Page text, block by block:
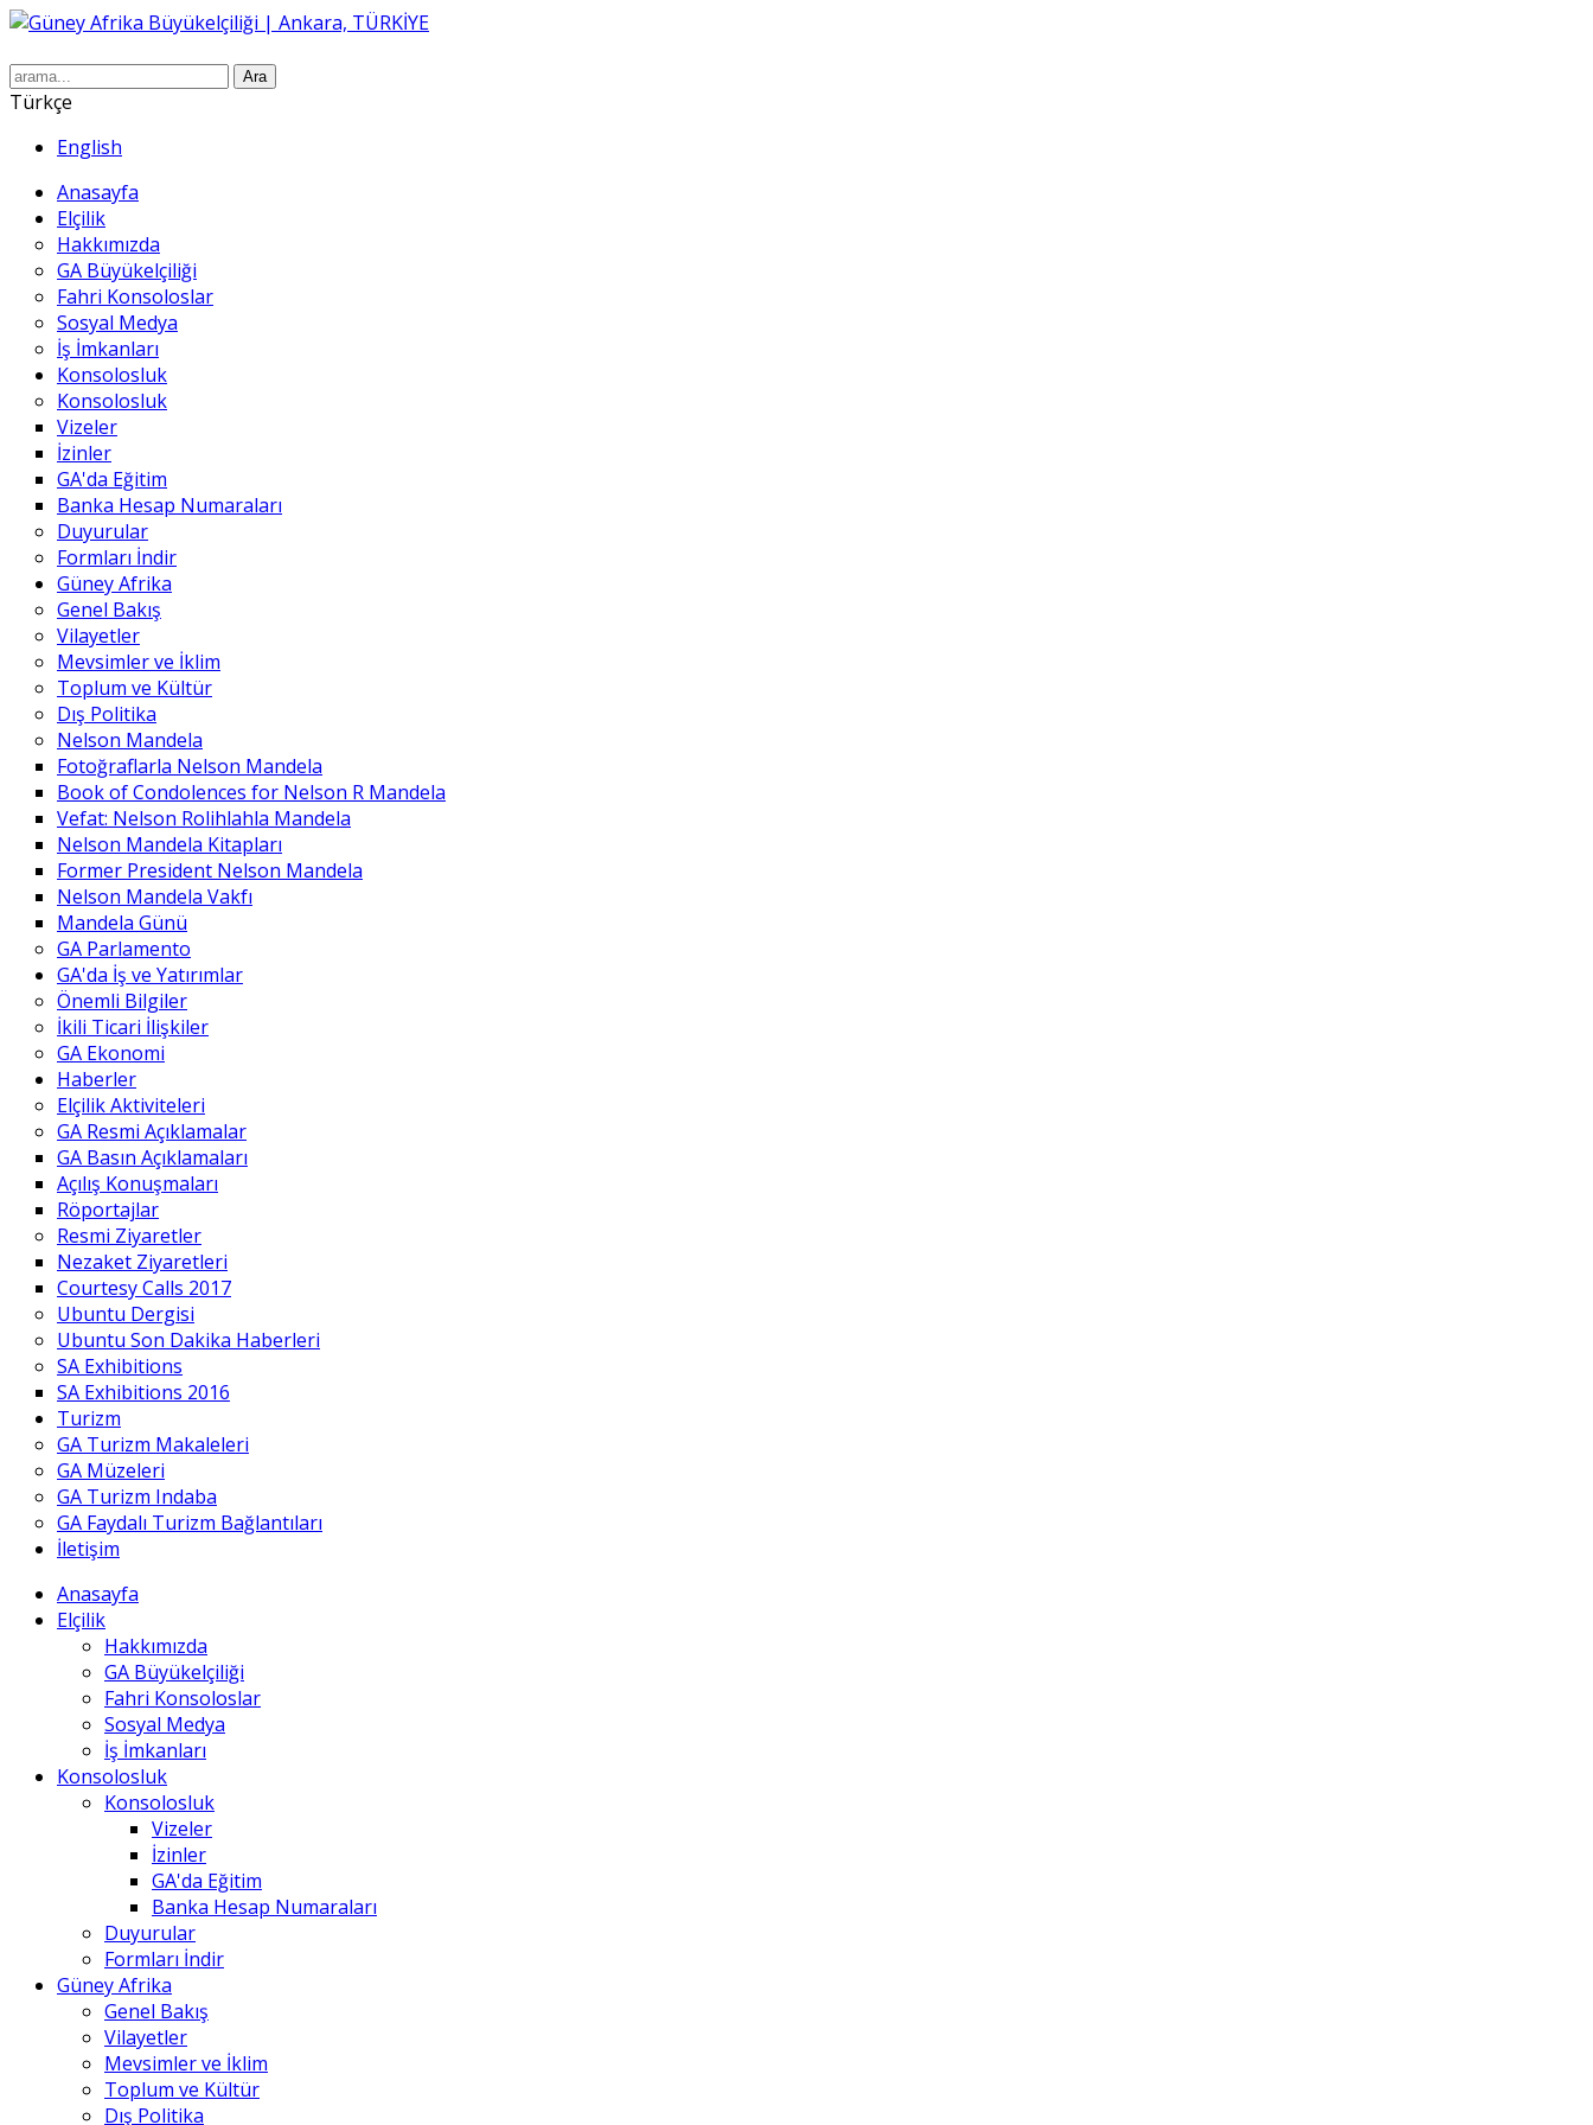
Ara
Türkçe
English
Anasayfa
Elçilik
Hakkımızda
GA Büyükelçiliği
Fahri Konsoloslar
Sosyal Medya
İş İmkanları
Konsolosluk
Konsolosluk
Vizeler
İzinler
GA'da Eğitim
Banka Hesap Numaraları
Duyurular
Formları İndir
Güney Afrika
Genel Bakış
Vilayetler
Mevsimler ve İklim
Toplum ve Kültür
Dış Politika
Nelson Mandela
Fotoğraflarla Nelson Mandela
Book of Condolences for Nelson R Mandela
Vefat: Nelson Rolihlahla Mandela
Nelson Mandela Kitapları
Former President Nelson Mandela
Nelson Mandela Vakfı
Mandela Günü
GA Parlamento
GA'da İş ve Yatırımlar
Önemli Bilgiler
İkili Ticari İlişkiler
GA Ekonomi
Haberler
Elçilik Aktiviteleri
GA Resmi Açıklamalar
GA Basın Açıklamaları
Açılış Konuşmaları
Röportajlar
Resmi Ziyaretler
Nezaket Ziyaretleri
Courtesy Calls 2017
Ubuntu Dergisi
Ubuntu Son Dakika Haberleri
SA Exhibitions
SA Exhibitions 2016
Turizm
GA Turizm Makaleleri
GA Müzeleri
GA Turizm Indaba
GA Faydalı Turizm Bağlantıları
İletişim
Anasayfa
Elçilik
Hakkımızda
GA Büyükelçiliği
Fahri Konsoloslar
Sosyal Medya
İş İmkanları
Konsolosluk
Konsolosluk
Vizeler
İzinler
GA'da Eğitim
Banka Hesap Numaraları
Duyurular
Formları İndir
Güney Afrika
Genel Bakış
Vilayetler
Mevsimler ve İklim
Toplum ve Kültür
Dış Politika